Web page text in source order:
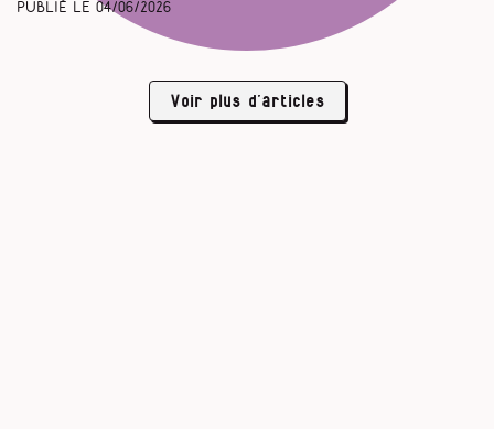
Publié le 04/06/2026
Voir plus d’articles